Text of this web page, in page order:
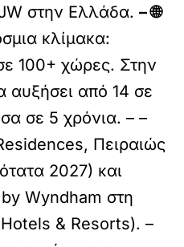
στην Ελλάδα.– 🌐
κλίμακα:
100+ χώρες. Στην
αυξήσει από 14 σε
σε 5 χρόνια. – –
Πειραιώς
2027) και
Wyndham στη
& Resorts). –